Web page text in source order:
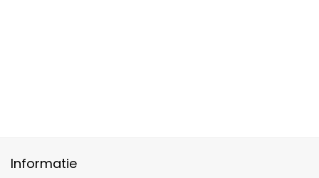
Informatie